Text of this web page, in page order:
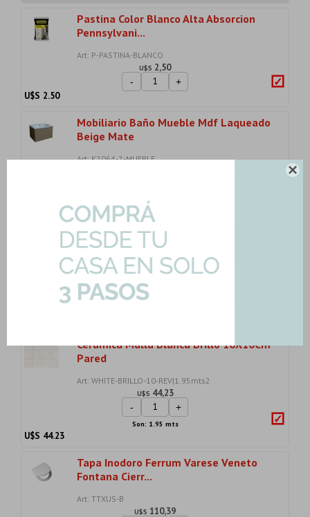

Pastina Color Blanco Alta Absorcion
Pennsylvani...
Art: P-PASTINA-BLANCO
U$S 2,50
- +
U$S 2.50
Mobiliario Baño Mueble Mdf Laqueado
Beige Mate
Art: K2064-2-MUEBLE
Pastilla Piscina Malla Mosaico Blanco
Niebla 33...
Art: NIEBLA-BLANCO-25|0.11mts2
U$S 5,12
-
Cerámica Malla Blanca Brillo 10X10Cm
Pared
Art: WHITE-BRILLO-10-REV|1.95mts2
U$S 44,23
- +
Son: 1.95 mts
U$S 44.23
Tapa Inodoro Ferrum Varese Veneto
Fontana Cierr...
Art: TTXUS-B
U$S 110,39